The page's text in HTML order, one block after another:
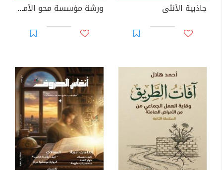
جاذبية الأنثى ورشة مؤسسة محو الأمية البصرية